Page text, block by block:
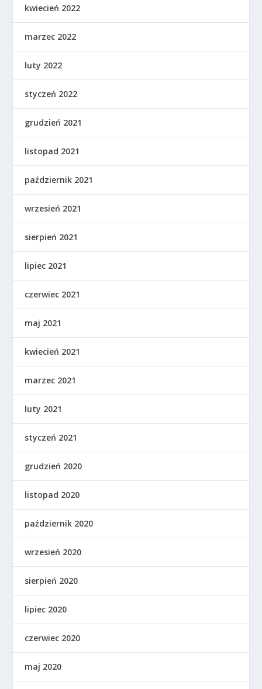
kwiecień 2022
marzec 2022
luty 2022
styczeń 2022
grudzień 2021
listopad 2021
październik 2021
wrzesień 2021
sierpień 2021
lipiec 2021
czerwiec 2021
maj 2021
kwiecień 2021
marzec 2021
luty 2021
styczeń 2021
grudzień 2020
listopad 2020
październik 2020
wrzesień 2020
sierpień 2020
lipiec 2020
czerwiec 2020
maj 2020